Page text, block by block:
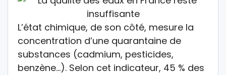
L’état chimique, de son côté, mesure la
concentration d’une quarantaine de
substances (cadmium, pesticides,
benzène…). Selon cet indicateur, 45 % des